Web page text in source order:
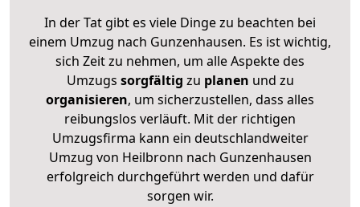
In der Tat gibt es viele Dinge zu beachten bei
einem Umzug nach Gunzenhausen. Es ist wichtig,
sich Zeit zu nehmen, um alle Aspekte des
Umzugs sorgfältig zu planen und zu
organisieren, um sicherzustellen, dass alles
reibungslos verläuft. Mit der richtigen
Umzugsfirma kann ein deutschlandweiter
Umzug von Heilbronn nach Gunzenhausen
erfolgreich durchgeführt werden und dafür
sorgen wir.